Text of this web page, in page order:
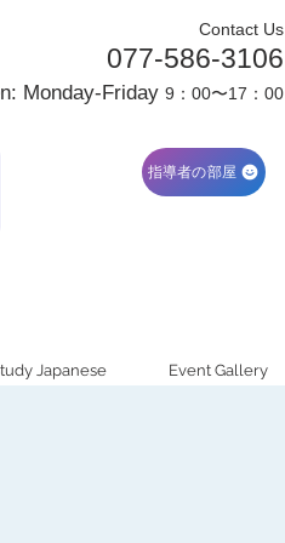
Contact Us
077-586-3106
Monday-Friday 9：00〜17：00
指導者の部屋
Japanese Event Gallery